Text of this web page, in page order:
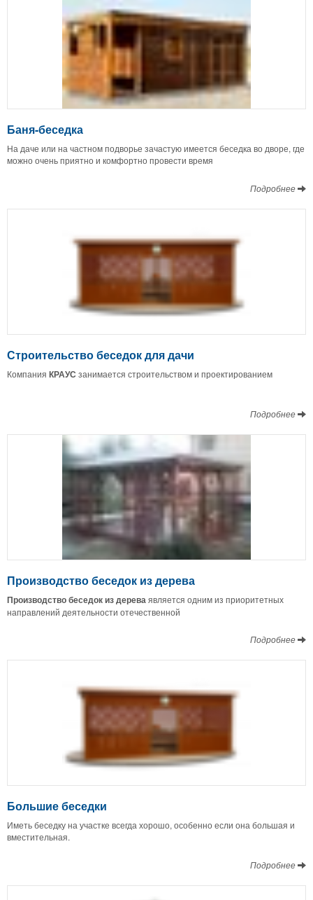
Баня-беседка
На даче или на частном подворье зачастую имеется беседка во дворе, где
можно очень приятно и комфортно провести время
Подробнее
Строительство беседок для дачи
Компания КРАУС занимается строительством и проектированием
Подробнее
Производство беседок из дерева
Производство беседок из дереваявляется одним из приоритетных
направлений деятельности отечественной
Подробнее
Большие беседки
Иметь беседку на участке всегда хорошо, особенно если она большая и
вместительная.
Подробнее